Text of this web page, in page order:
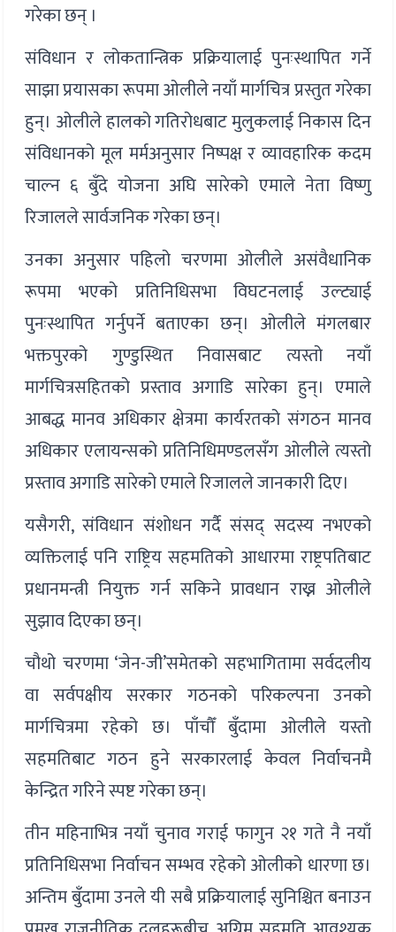
गरेका छन् ।
संविधान र लोकतान्त्रिक प्रक्रियालाई पुनःस्थापित गर्ने
साझा प्रयासका रूपमा ओलीले नयाँ मार्गचित्र प्रस्तुत गरेका
हुन्। ओलीले हालको गतिरोधबाट मुलुकलाई निकास दिन
संविधानको मूल मर्मअनुसार निष्पक्ष र व्यावहारिक कदम
चाल्न ६ बुँदे योजना अघि सारेको एमाले नेता विष्णु
रिजालले सार्वजनिक गरेका छन्।
उनका अनुसार पहिलो चरणमा ओलीले असंवैधानिक
रूपमा भएको प्रतिनिधिसभा विघटनलाई उल्ट्याई
पुनःस्थापित गर्नुपर्ने बताएका छन्। ओलीले मंगलबार
भक्तपुरको गुण्डुस्थित निवासबाट त्यस्तो नयाँ
मार्गचित्रसहितको प्रस्ताव अगाडि सारेका हुन्। एमाले
आबद्ध मानव अधिकार क्षेत्रमा कार्यरतको संगठन मानव
अधिकार एलायन्सको प्रतिनिधिमण्डलसँग ओलीले त्यस्तो
प्रस्ताव अगाडि सारेको एमाले रिजालले जानकारी दिए।
यसैगरी, संविधान संशोधन गर्दै संसद् सदस्य नभएको
व्यक्तिलाई पनि राष्ट्रिय सहमतिको आधारमा राष्ट्रपतिबाट
प्रधानमन्त्री नियुक्त गर्न सकिने प्रावधान राख्न ओलीले
सुझाव दिएका छन्।
चौथो चरणमा ‘जेन-जी’समेतको सहभागितामा सर्वदलीय
वा सर्वपक्षीय सरकार गठनको परिकल्पना उनको
मार्गचित्रमा रहेको छ। पाँचौँ बुँदामा ओलीले यस्तो
सहमतिबाट गठन हुने सरकारलाई केवल निर्वाचनमै
केन्द्रित गरिने स्पष्ट गरेका छन्।
तीन महिनाभित्र नयाँ चुनाव गराई फागुन २१ गते नै नयाँ
प्रतिनिधिसभा निर्वाचन सम्भव रहेको ओलीको धारणा छ।
अन्तिम बुँदामा उनले यी सबै प्रक्रियालाई सुनिश्चित बनाउन